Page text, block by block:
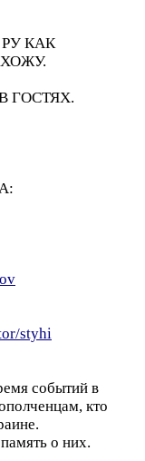
КАК
ГОСТЯХ.
styhi
событий в
кто
о них.